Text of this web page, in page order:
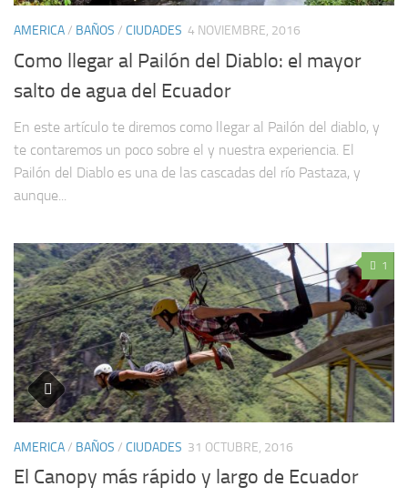
AMERICA/ BAÑOS / CIUDADES 4 NOVIEMBRE, 2016
Como llegar al Pailón del Diablo: el mayor
salto de agua del Ecuador
En este artículo te diremos como llegar al Pailón del diablo, y
te contaremos un poco sobre el y nuestra experiencia. El
Pailón del Diablo es una de las cascadas del río Pastaza, y
aunque...
1
AMERICA/ BAÑOS / CIUDADES 31 OCTUBRE, 2016
El Canopy más rápido y largo de Ecuador